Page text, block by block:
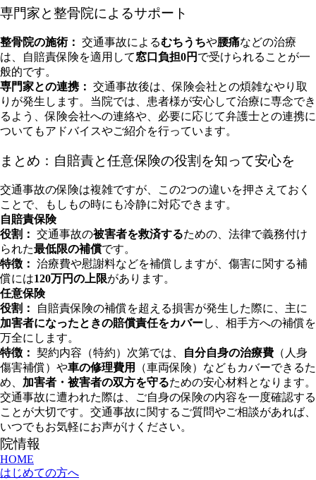
専門家と整骨院によるサポート
整骨院の施術： 交通事故によるむちうちや腰痛などの治療
は、自賠責保険を適用して窓口負担0円 で受けられることが一
般的です。
専門家との連携： 交通事故後は、保険会社との煩雑なやり取
りが発生します。当院では、患者様が安心して治療に専念でき
るよう、保険会社への連絡や、必要に応じて弁護士との連携に
ついてもアドバイスやご紹介を行っています。
まとめ：自賠責と任意保険の役割を知って安心を
交通事故の保険は複雑ですが、この2つの違いを押さえておく
ことで、もしもの時にも冷静に対応できます。
自賠責保険
役割： 交通事故の被害者を救済するための、法律で義務付け
られた最低限の補償です。
特徴： 治療費や慰謝料などを補償しますが、傷害に関する補
償には120万円の上限があります。
任意保険
役割：
自賠責保険の補償を超える損害が発生した際に、主に
加害者になったときの賠償責任をカバーし、相手方への補償を
万全にします。
特徴： 契約内容（特約）次第では、 自分自身の治療費 （人身
傷害補償）や車の修理費用
（車両保険）などもカバーできるた
め、 加害者・被害者の双方を守るための安心材料となります。
交通事故に遭われた際は、ご自身の保険の内容を一度確認する
ことが大切です。交通事故に関するご質問やご相談があれば、
いつでもお気軽にお声がけください。
院情報
HOME
はじめての方へ